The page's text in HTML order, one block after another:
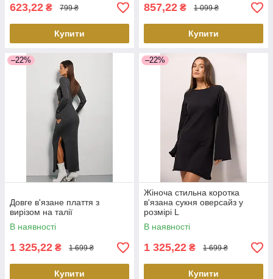
623,22 ₴ 799 ₴
Купити
857,22 ₴ 1 099 ₴
Купити
–22%
Довге в'язане плаття з
вирізом на талії
В наявності
1 325,22 ₴ 1 699 ₴
Купити
–22%
Жіноча стильна коротка
в'язана сукня оверсайз у
розмірі L
В наявності
1 325,22 ₴ 1 699 ₴
Купити